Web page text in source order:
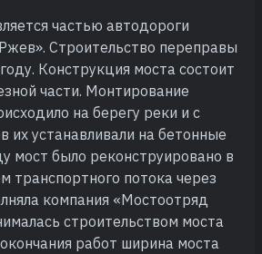
частью автодороги
Строительство переправы
Конструкция моста состоит
части. Монтирование
на берегу реки и с
устанавливали на бетонные
мост было реконструировано в
транспортного потока через
компания «Мостоотряд
строительством моста
работ ширина моста